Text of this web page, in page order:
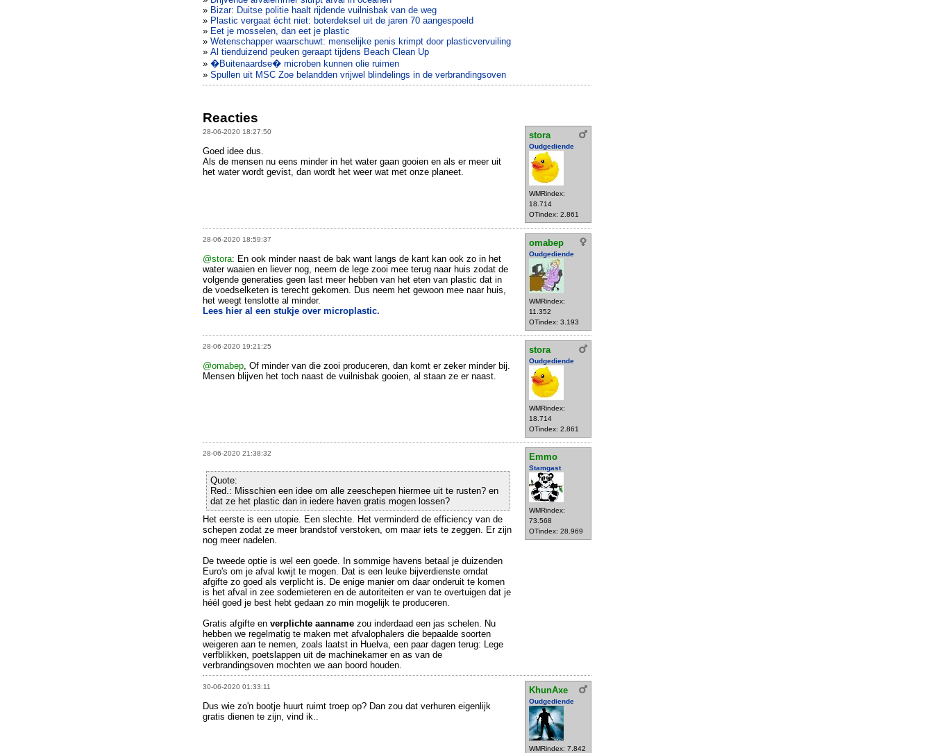
» Bizar: Duitse politie haalt rijdende vuilnisbak van de weg
» Plastic vergaat écht niet: boterdeksel uit de jaren 70 aangespoeld
» Eet je mosselen, dan eet je plastic
» Wetenschapper waarschuwt: menselijke penis krimpt door plasticvervuiling
» Al tienduizend peuken geraapt tijdens Beach Clean Up
» �Buitenaardse� microben kunnen olie ruimen
» Spullen uit MSC Zoe belandden vrijwel blindelings in de verbrandingsoven
Reacties
28-06-2020 18:27:50 stora
Oudgediende
WMRindex:
18.714
OTindex: 2.861
Goed idee dus.
Als de mensen nu eens minder in het water gaan gooien en als er meer uit
het water wordt gevist, dan wordt het weer wat met onze planeet.
28-06-2020 18:59:37 omabep
Oudgediende
WMRindex:
11.352
OTindex: 3.193
@stora: En ook minder naast de bak want langs de kant kan ook zo in het
water waaien en liever nog, neem de lege zooi mee terug naar huis zodat de
volgende generaties geen last meer hebben van het eten van plastic dat in
de voedselketen is terecht gekomen. Dus neem het gewoon mee naar huis,
het weegt tenslotte al minder.
Lees hier al een stukje over microplastic.
28-06-2020 19:21:25 stora
Oudgediende
WMRindex:
18.714
OTindex: 2.861
@omabep , Of minder van die zooi produceren, dan komt er zeker minder bij.
Mensen blijven het toch naast de vuilnisbak gooien, al staan ze er naast.
28-06-2020 21:38:32 Emmo
Stamgast
WMRindex:
73.568
OTindex: 28.969
Quote:
Red.: Misschien een idee om alle zeeschepen hiermee uit te rusten? en
dat ze het plastic dan in iedere haven gratis mogen lossen?
Het eerste is een utopie. Een slechte. Het verminderd de efficiency van de
schepen zodat ze meer brandstof verstoken, om maar iets te zeggen. Er zijn
nog meer nadelen.
De tweede optie is wel een goede. In sommige havens betaal je duizenden
Euro's om je afval kwijt te mogen. Dat is een leuke bijverdienste omdat
afgifte zo goed als verplicht is. De enige manier om daar onderuit te komen
is het afval in zee sodemieteren en de autoriteiten er van te overtuigen dat je
héél goed je best hebt gedaan zo min mogelijk te produceren.
Gratis afgifte en verplichte aanname zou inderdaad een jas schelen. Nu
hebben we regelmatig te maken met afvalophalers die bepaalde soorten
weigeren aan te nemen, zoals laatst in Huelva, een paar dagen terug: Lege
verfblikken, poetslappen uit de machinekamer en as van de
verbrandingsoven mochten we aan boord houden.
30-06-2020 01:33:11 KhunAxe
Oudgediende
WMRindex: 7.842
Dus wie zo'n bootje huurt ruimt troep op? Dan zou dat verhuren eigenlijk
gratis dienen te zijn, vind ik..